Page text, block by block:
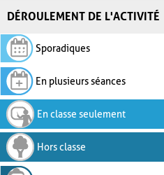
DÉROULEMENT DE L'ACTIVITÉ
Sporadiques
En plusieurs séances
En classe seulement
Hors classe